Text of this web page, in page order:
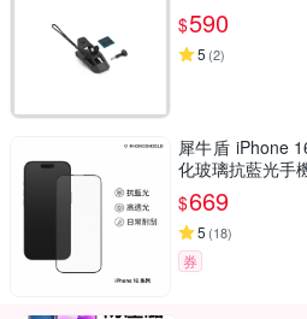
$590
5 (2)
犀牛盾 iPhone
化玻璃抗藍光手
$669
5 (18)
券